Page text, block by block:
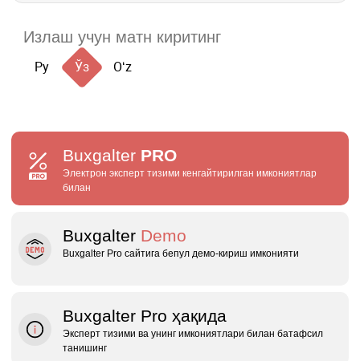
Ру Ўз Oʻz
Buxgalter PRO
Электрон эксперт тизими кенгайтирилган имкониятлар
билан
Buxgalter Demo
Buxgalter Pro сайтига бепул демо‑кириш имконияти
Buxgalter Pro ҳақида
Эксперт тизими ва унинг имкониятлари билан батафсил
танишинг